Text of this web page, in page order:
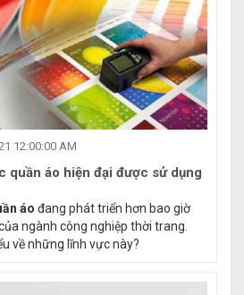
12:00:00 AM
quần áo hiện đại được sử dụng
áo đang phát triển hơn bao giờ
ngành công nghiệp thời trang.
về những lĩnh vực này?